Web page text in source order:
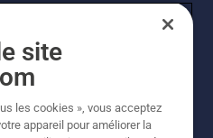
site
les cookies », vous acceptez
appareil pour améliorer la